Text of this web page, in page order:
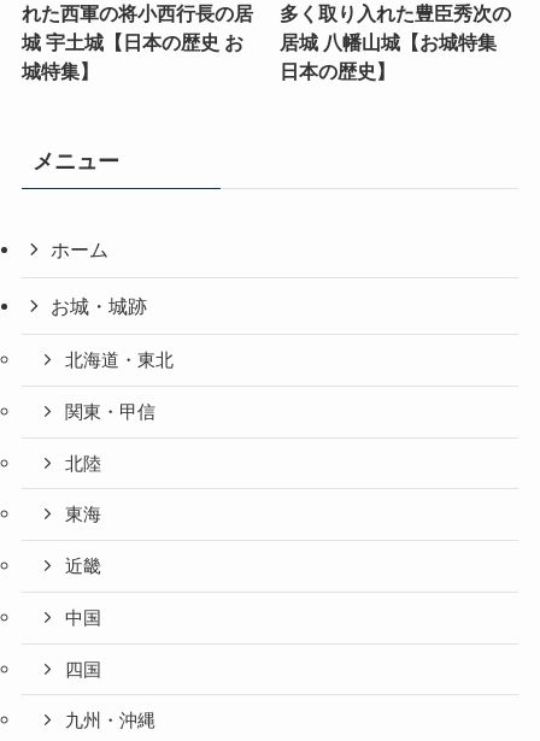
れた西軍の将小西行長の居
城 宇土城【日本の歴史 お
城特集】
多く取り入れた豊臣秀次の
居城 八幡山城【お城特集
日本の歴史】
メニュー
ホーム
お城・城跡
北海道・東北
関東・甲信
北陸
東海
近畿
中国
四国
九州・沖縄